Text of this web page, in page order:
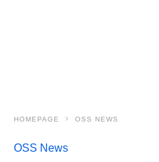
HOMEPAGE OSS NEWS
OSS News